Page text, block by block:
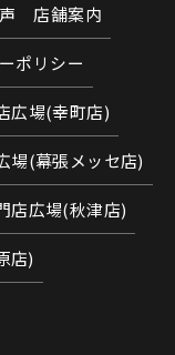
店舗案内
ポリシー
広場(幸町店)
場(幕張メッセ店)
店広場(秋津店)
店)